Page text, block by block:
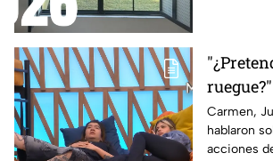
Carmen,
hablaron
acciones